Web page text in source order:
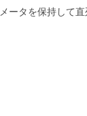
ータを保持して